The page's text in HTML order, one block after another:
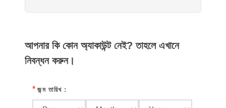
আপনার কি কোন অ্যাকাউন্ট নেই? তাহলে এখানে
নিবন্ধন করুন।
* জন্ম তারিখ :